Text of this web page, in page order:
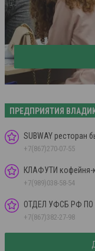
ПРЕДПРИЯТИЯ
SUBWAY ресторан
+7(867)270-07-55
КЛАФУТИ кофейня-
+7(989)038-58-54
ОТДЕЛ УФСБ РФ ПО
+7(867)382-27-98